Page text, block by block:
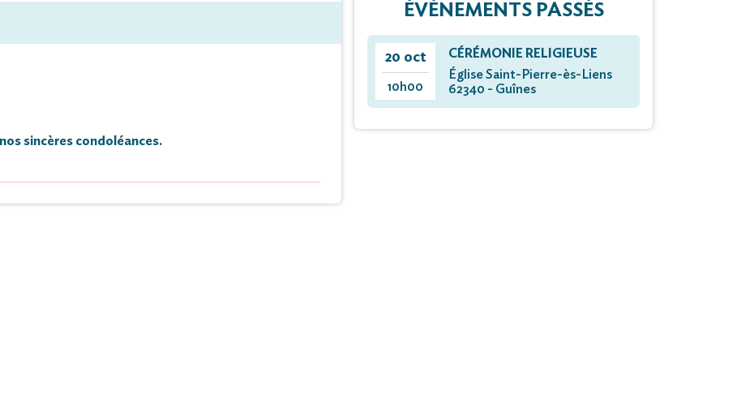
sincères condoléances.
ÉVÈNEMENTS PASSÉS
20 oct
10h00
CÉRÉMONIE RELIGIEUSE
Église Saint-Pierre-ès-Liens
62340 - Guînes